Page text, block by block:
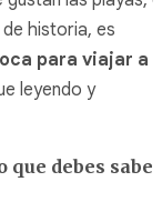
historia, es
para viajar a
leyendo y
debes saber